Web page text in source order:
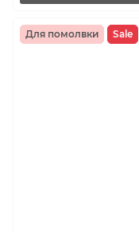
Для помолвки Sale